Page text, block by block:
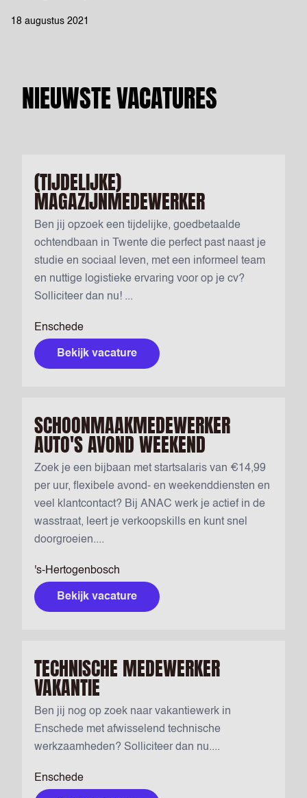
18 augustus 2021
NIEUWSTE VACATURES
(TIJDELIJKE)
MAGAZIJNMEDEWERKER
Enschede
Ben jij opzoek een tijdelijke, goedbetaalde
ochtendbaan in Twente die perfect past naast je
studie en sociaal leven, met een informeel team
en nuttige logistieke ervaring voor op je cv?
Solliciteer dan nu! ...
Bekijk vacature
SCHOONMAAKMEDEWERKER
AUTO'S AVOND WEEKEND
's-Hertogenbosch
Zoek je een bijbaan met startsalaris van €14,99
per uur, flexibele avond- en weekenddiensten en
veel klantcontact? Bij ANAC werk je actief in de
wasstraat, leert je verkoopskills en kunt snel
doorgroeien....
Bekijk vacature
TECHNISCHE MEDEWERKER
VAKANTIE
Enschede
Ben jij nog op zoek naar vakantiewerk in
Enschede met afwisselend technische
werkzaamheden? Solliciteer dan nu....